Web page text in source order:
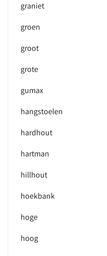
graniet
groen
groot
grote
gumax
hangstoelen
hardhout
hartman
hillhout
hoekbank
hoge
hoog